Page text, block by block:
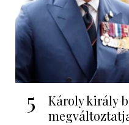
5
Károly király